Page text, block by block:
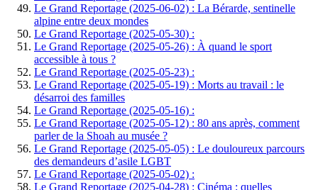
Le Grand Reportage (2025-06-02) : La Bérarde, sentinelle
alpine entre deux mondes
Le Grand Reportage (2025-05-30) :
Le Grand Reportage (2025-05-26) : À quand le sport
accessible à tous ?
Le Grand Reportage (2025-05-23) :
Le Grand Reportage (2025-05-19) : Morts au travail : le
désarroi des familles
Le Grand Reportage (2025-05-16) :
Le Grand Reportage (2025-05-12) : 80 ans après, comment
parler de la Shoah au musée ?
Le Grand Reportage (2025-05-05) : Le douloureux parcours
des demandeurs d’asile LGBT
Le Grand Reportage (2025-05-02) :
Le Grand Reportage (2025-04-28) : Cinéma : quelles